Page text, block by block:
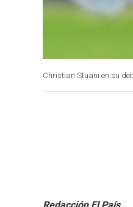
Christian Stuani en su